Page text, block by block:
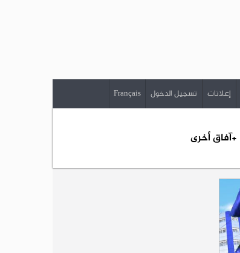
إعلانات تسجيل الدخول Français
+آفاق أخرى